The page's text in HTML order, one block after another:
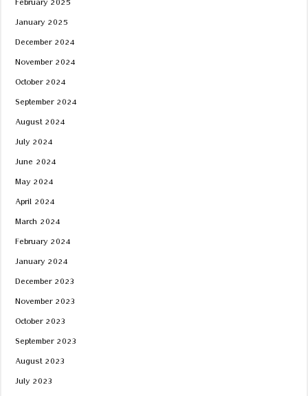
February 2025
January 2025
December 2024
November 2024
October 2024
September 2024
August 2024
July 2024
June 2024
May 2024
April 2024
March 2024
February 2024
January 2024
December 2023
November 2023
October 2023
September 2023
August 2023
July 2023